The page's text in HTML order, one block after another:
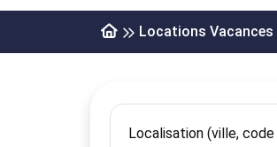
Locations Vacances